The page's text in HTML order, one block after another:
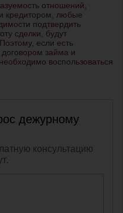
отношений,
кредитором, любые
подтвердить
сделки, будут
если есть
договором займа и
воспользоваться
дежурному
консультацию